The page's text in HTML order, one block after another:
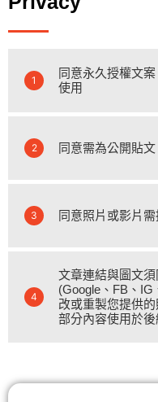
1
同意永久授權文
使用
2 同意需為公開貼
3 同意照片或影片
4
文章連結與圖文
(Google、FB、
改或重製您提供
部分內容使用於後